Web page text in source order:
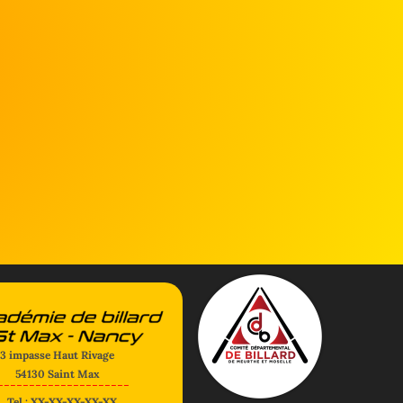
3 impasse Haut Rivage
54130 Saint Max